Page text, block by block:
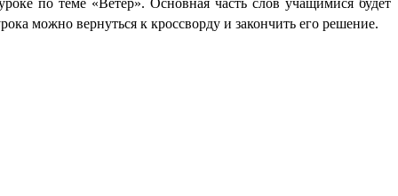
можно вернуться к кроссворду и закончить его решение.